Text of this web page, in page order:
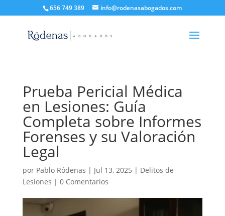
656 749 389 info@rodenasabogados.com
Prueba Pericial Médica
en Lesiones: Guía
Completa sobre Informes
Forenses y su Valoración
Legal
por Pablo Ródenas | Jul 13, 2025 | Delitos de
Lesiones | 0 Comentarios